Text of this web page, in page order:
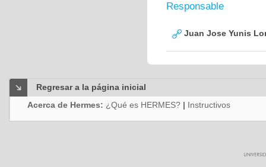
Responsable
Juan Jose Yunis
Regresar a la página inicial
Acerca de Hermes: ¿Qué es HERMES? | Instructivos